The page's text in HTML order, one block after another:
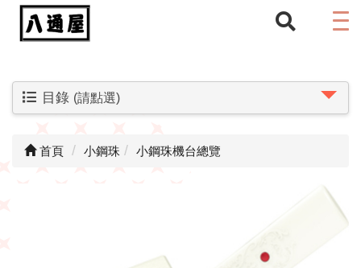
目錄 (請點選)
首頁 小鋼珠 小鋼珠機台總覽